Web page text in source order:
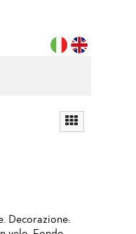
Decorazione: